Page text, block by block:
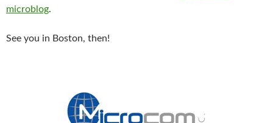
microblog.
See you in Boston, then!